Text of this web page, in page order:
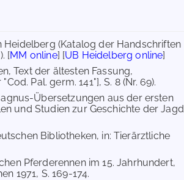
(Katalog der Handschriften
[MM online] [UB Heidelberg online]
Text der ältesten Fassung,
Pal. germ. 141"], S. 8 (Nr. 69).
Übersetzungen aus der ersten
und Studien zur Geschichte der Jagd
Bibliotheken, in: Tierärztliche
Pferderennen im 15. Jahrhundert,
1971, S. 169-174.